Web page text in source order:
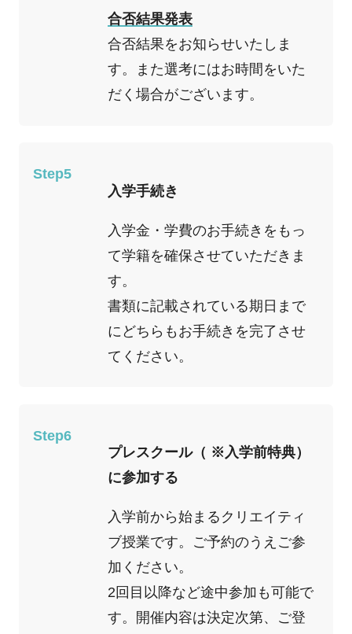
合否結果発表
合否結果をお知らせいたしま
す。また選考にはお時間をいた
だく場合がございます。
Step5
入学手続き
入学金・学費のお手続きをもっ
て学籍を確保させていただきま
す。
書類に記載されている期日まで
にどちらもお手続きを完了させ
てください。
Step6
プレスクール（ ※入学前特典）
に参加する
入学前から始まるクリエイティ
ブ授業です。ご予約のうえご参
加ください。
2回目以降など途中参加も可能で
す。開催内容は決定次第、ご登